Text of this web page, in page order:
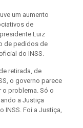
um aumento
de
Luiz
de pedidos de
do INSS.
retirada, de
o governo parece
o problema. Só o
a Justiça
INSS. Foi a Justiça,